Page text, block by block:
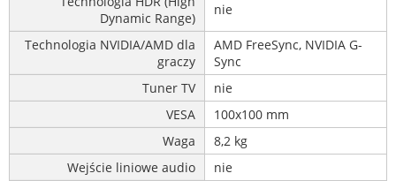
Dynamic Range)
nie
Technologia NVIDIA/AMD dla
graczy
AMD FreeSync, NVIDIA G-
Sync
Tuner TV
nie
VESA
100x100 mm
Waga
8,2 kg
Wejście liniowe audio
nie